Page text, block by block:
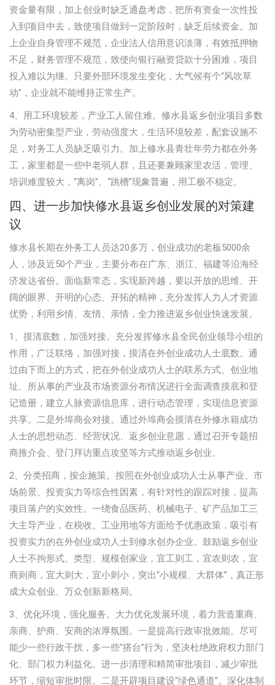
资金量有限，加上创业时缺乏通盘考虑，把所有资金一次性投
入到项目中去，致使项目做到一定阶段时，缺乏后续资金。加
上企业自身管理不规范，企业法人信用意识淡薄，有效抵押物
不足，财务管理不规范，致使向银行融资贷款十分困难，项目
投入难以为继。只要外部环境发生变化，大气候有个“风吹草
动”，企业就不能维持正常生产。
4、用工环境较差，产业工人留住难。修水县返乡创业项目多数
为劳动密集型产业，劳动强度大，生活环境较差，配套设施不
足，对务工人员缺乏吸引力。加上修水县青壮年劳力都在外务
工，家里都是一些中老弱人群，且还要兼顾家里农活，管理、
培训难度较大，“离岗”、“跳槽”现象普遍，用工极不稳定。
四、进一步加快修水县返乡创业发展的对策建
议
修水县长期在外务工人员达20多万，创业成功的老板5000余
人，涉及近50个产业，主要分布在广东、浙江、福建等沿海经
济发达省份。面临新常态，实现新跨越，要以开放的思维、开
阔的眼界、开明的心态、开拓的精神，充分发挥人力人才资源
优势，利用乡情、友情、亲情，全力推进返乡创业快速发展。
1、摸清底数，加强对接。充分发挥修水县全民创业领导小组的
作用，广泛联络，加强对接，摸清在外创业成功人士底数。通
过由下而上的方式，把在外创业成功人士的联系方式、创业地
址、所从事的产业及市场资源分布情况进行全面调查摸底和登
记造册，建立人脉资源信息库，进行动态管理，实现信息资源
共享。二是外埠商会对接。通过外埠商会摸清在外修水籍成功
人士的思想动态、经营状况、返乡创业意愿，通过召开专题招
商推介会、登门拜访重点攻坚等方式推动返乡创业。
2、分类招商，按企施策。按照在外创业成功人士从事产业、市
场前景、投资实力等综合性因素，有针对性的跟踪对接，提高
项目落户的实效性。一绕食品医药、机械电子、矿产品加工三
大主导产业，在税收、工业用地等方面给予优惠政策，吸引有
投资实力的在外创业成功人士到修水创办企业。鼓励返乡创业
人士不拘形式、类型、规模创家业，宜工则工，宜农则农，宜
商则商，宜大则大，宜小则小，突出“小规模、大群体”，真正形
成大众创业、万众创新新格局。
3、优化环境，强化服务。大力优化发展环境，着力营造重商、
亲商、护商、安商的浓厚氛围。一是提高行政审批效能。尽可
能少一些行政干扰，多一些“搭台”行为，坚决杜绝政府权力部门
化、部门权力利益化。进一步清理和精简审批项目，减少审批
环节，缩短审批时限。二是开辟项目建设“绿色通道”。深化体制